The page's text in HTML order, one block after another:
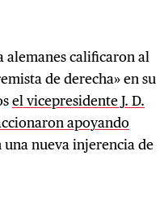
alemanes calificaron al
de derecha» en su
el vicepresidente J. D.
apoyando
una nueva injerencia de